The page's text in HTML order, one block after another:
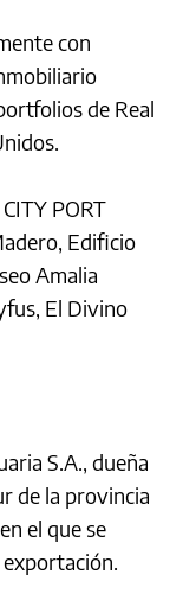
con
de Real
PORT
Edificio
Amalia
El Divino
S.A., dueña
de la provincia
el que se